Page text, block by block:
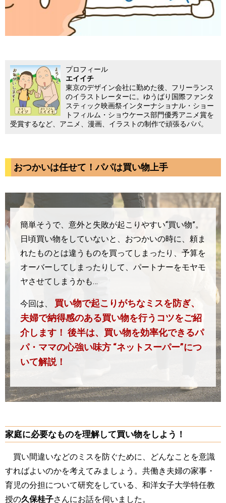
プロフィール
エイイチ
東京のデザイン会社に勤めた後、フリーランス
のイラストレーターに。ゆうばり国際ファンタ
スティック映画祭インターナショナル・ショー
トフィルム・ショウケース部門優秀アニメ賞を
受賞するなど、アニメ、漫画、イラストの制作で頑張るパパ。
おつかいは任せて！パパは買い物上手
簡単そうで、意外と失敗が起こりやすい“買い物”。
日頃買い物をしていないと、おつかいの時に、頼ま
れたものとは違うものを買ってしまったり、予算を
オーバーしてしまったりして、パートナーをモヤモ
ヤさせてしまうかも…
今回は、
買い物で起こりがちなミスを防ぎ、
夫婦で納得感のある買い物を行うコツをご紹
介します！ 後半は、買い物を効率化できるパ
パ・ママの心強い味方 “ネットスーパー”につ
いて解説！
家庭に必要なものを理解して買い物をしよう！
買い間違いなどのミスを防ぐために、どんなことを意識
すればよいのかを考えてみましょう。共働き夫婦の家事・
育児の分担について研究をしている、和洋女子大学特任教
授の久保桂子さんにお話を伺いました。